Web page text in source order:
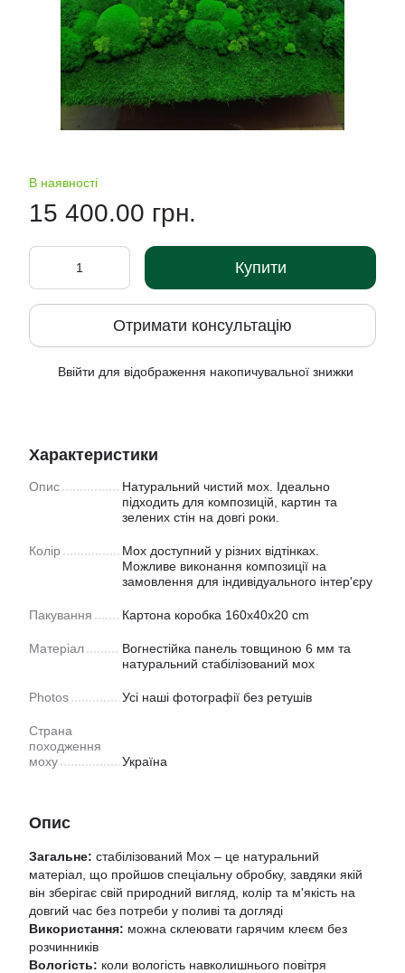
В наявності
15 400.00 грн.
Купити
Отримати консультацію
Ввійти для відображення накопичувальної знижки
Характеристики
Опис
Натуральний чистий мох. Ідеально
підходить для композицій, картин та
зелених стін на довгі роки.
Колір
Мох доступний у рiзних відтінках.
Можливе виконання композиції на
замовлення для індивідуального інтер'єру
Пакування Картона коробка 160x40x20 cm
Матеріал
Вогнестійка панель товщиною 6 мм та
натуральний стабілізований мох
Photos Усі наші фотографії без ретушів
Страна
походження
моху
Україна
Опис
Загальне: стабілізований Мох – це натуральний
матеріал, що пройшов спеціальну обробку, завдяки якій
він зберігає свій природний вигляд, колір та м'якість на
довгий час без потреби у поливі та догляді
Використання: можна склеювати гарячим клеєм без
розчинників
Вологість: коли вологість навколишнього повітря